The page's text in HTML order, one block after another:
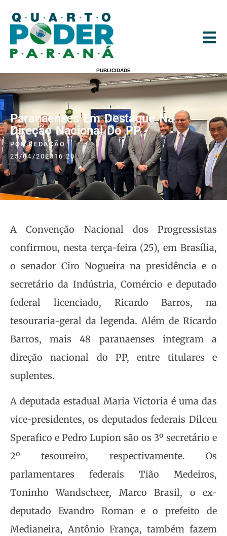
PUBLICIDADE
Paranaenses Em Destaque Na
Direção Nacional Do PP
PORREDAÇÃO
25/04/202316:20
A Convenção Nacional dos Progressistas
confirmou, nesta terça-feira (25), em Brasília,
o senador Ciro Nogueira na presidência e o
secretário da Indústria, Comércio e deputado
federal licenciado, Ricardo Barros, na
tesouraria-geral da legenda. Além de Ricardo
Barros, mais 48 paranaenses integram a
direção nacional do PP, entre titulares e
suplentes.
A deputada estadual Maria Victoria é uma das
vice-presidentes, os deputados federais Dilceu
Sperafico e Pedro Lupion são os 3º secretário e
2º tesoureiro, respectivamente. Os
parlamentares federais Tião Medeiros,
Toninho Wandscheer, Marco Brasil, o ex-
deputado Evandro Roman e o prefeito de
Medianeira, Antônio França, também fazem